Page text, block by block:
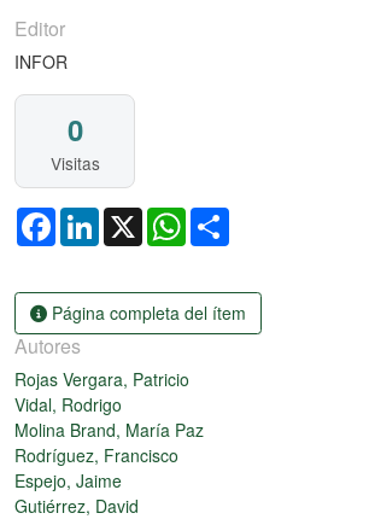
Editor
INFOR
0
Visitas
FacebookLinkedIn
X WhatsApp
Página completa del ítem
Autores
Rojas Vergara, Patricio
Vidal, Rodrigo
Molina Brand, María Paz
Rodríguez, Francisco
Espejo, Jaime
Gutiérrez, David